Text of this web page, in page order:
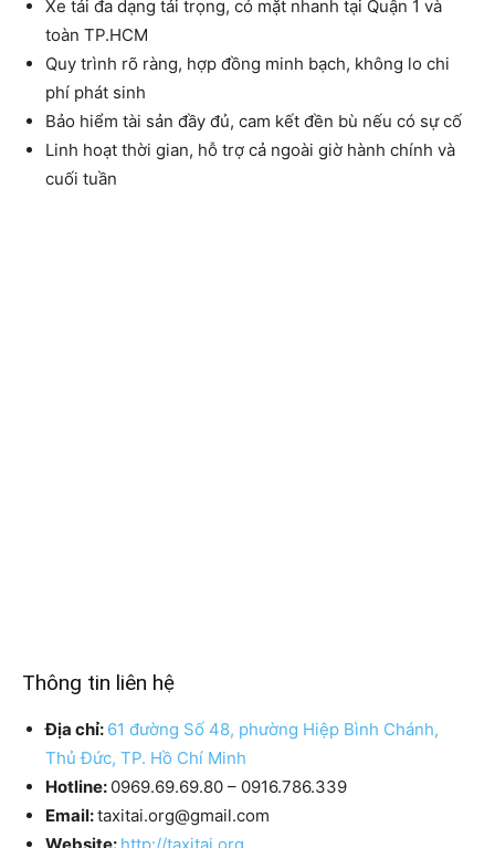
Xe tải đa dạng tải trọng, có mặt nhanh tại Quận 1 và
toàn TP.HCM
Quy trình rõ ràng, hợp đồng minh bạch, không lo chi
phí phát sinh
Bảo hiểm tài sản đầy đủ, cam kết đền bù nếu có sự cố
Linh hoạt thời gian, hỗ trợ cả ngoài giờ hành chính và
cuối tuần
Thông tin liên hệ
Địa chỉ: 61 đường Số 48, phường Hiệp Bình Chánh,
Thủ Đức, TP. Hồ Chí Minh
Hotline: 0969.69.69.80 – 0916.786.339
Email:taxitai.org@gmail.com
Website: http://taxitai.org